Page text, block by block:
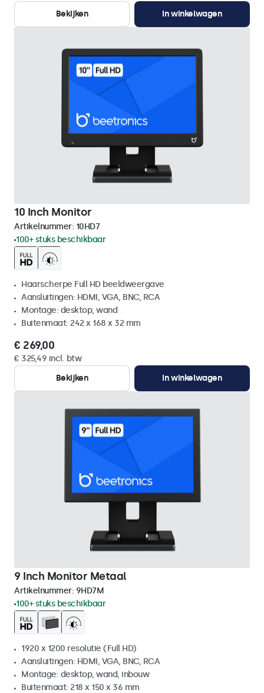
Bekijken
In winkelwagen
10 Inch Monitor
Artikelnummer: 10HD7
100+ stuks beschikbaar
Haarscherpe Full HD beeldweergave
Aansluitingen: HDMI, VGA, BNC, RCA
Montage: desktop, wand
Buitenmaat: 242 x 168 x 32 mm
€ 269,00
€ 325,49 incl. btw
Bekijken
In winkelwagen
9 Inch Monitor Metaal
Artikelnummer: 9HD7M
100+ stuks beschikbaar
1920 x 1200 resolutie (Full HD)
Aansluitingen: HDMI, VGA, BNC, RCA
Montage: desktop, wand, inbouw
Buitenmaat: 218 x 150 x 36 mm